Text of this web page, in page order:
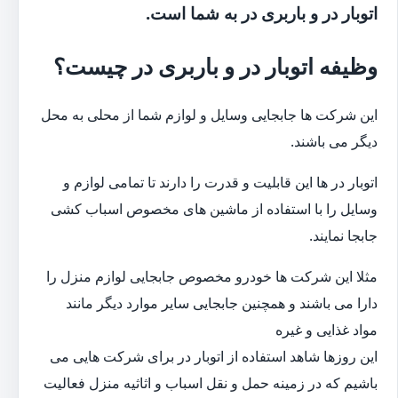
اتوبار در و باربری در به شما است.
وظیفه اتوبار در و باربری در چیست؟
این شرکت ها جابجایی وسایل و لوازم شما از محلی به محل
دیگر می باشند.
اتوبار در ها این قابلیت و قدرت را دارند تا تمامی لوازم و
وسایل را با استفاده از ماشین های مخصوص اسباب کشی
جابجا نمایند.
مثلا این شرکت ها خودرو مخصوص جابجایی لوازم منزل را
دارا می باشند و همچنین جابجایی سایر موارد دیگر مانند
مواد غذایی و غیره
این روزها شاهد استفاده از اتوبار در برای شرکت هایی می
باشیم که در زمینه حمل و نقل اسباب و اثاثیه منزل فعالیت